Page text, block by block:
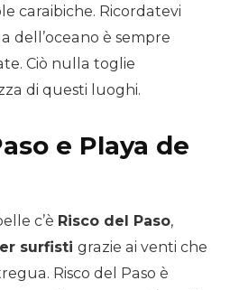
caraibiche. Ricordatevi
dell’oceano è sempre
Ciò nulla toglie
di questi luoghi.
e Playa de
c’è Risco del Paso,
surfisti grazie ai venti che
Risco del Paso è